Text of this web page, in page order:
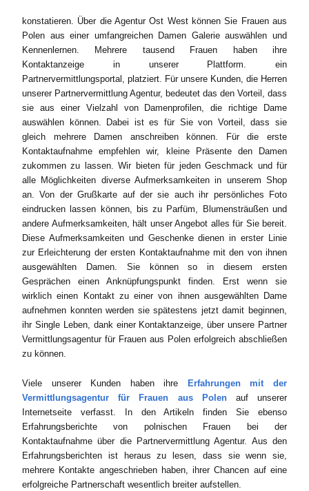
konstatieren. Über die Agentur Ost West können Sie Frauen aus
Polen aus einer umfangreichen Damen Galerie auswählen und
Kennenlernen. Mehrere tausend Frauen haben ihre
Kontaktanzeige in unserer Plattform. ein
Partnervermittlungsportal, platziert. Für unsere Kunden, die Herren
unserer Partnervermittlung Agentur, bedeutet das den Vorteil, dass
sie aus einer Vielzahl von Damenprofilen, die richtige Dame
auswählen können. Dabei ist es für Sie von Vorteil, dass sie
gleich mehrere Damen anschreiben können. Für die erste
Kontaktaufnahme empfehlen wir, kleine Präsente den Damen
zukommen zu lassen. Wir bieten für jeden Geschmack und für
alle Möglichkeiten diverse Aufmerksamkeiten in unserem Shop
an. Von der Grußkarte auf der sie auch ihr persönliches Foto
eindrucken lassen können, bis zu Parfüm, Blumensträußen und
andere Aufmerksamkeiten, hält unser Angebot alles für Sie bereit.
Diese Aufmerksamkeiten und Geschenke dienen in erster Linie
zur Erleichterung der ersten Kontaktaufnahme mit den von ihnen
ausgewählten Damen. Sie können so in diesem ersten
Gesprächen einen Anknüpfungspunkt finden. Erst wenn sie
wirklich einen Kontakt zu einer von ihnen ausgewählten Dame
aufnehmen konnten werden sie spätestens jetzt damit beginnen,
ihr Single Leben, dank einer Kontaktanzeige, über unsere Partner
Vermittlungsagentur für Frauen aus Polen erfolgreich abschließen
zu können.
Viele unserer Kunden haben ihre
Erfahrungen mit der
Vermittlungsagentur für Frauen aus Polenauf unserer
Internetseite verfasst. In den Artikeln finden Sie ebenso
Erfahrungsberichte von polnischen Frauen bei der
Kontaktaufnahme über die Partnervermittlung Agentur. Aus den
Erfahrungsberichten ist heraus zu lesen, dass sie wenn sie,
mehrere Kontakte angeschrieben haben, ihrer Chancen auf eine
erfolgreiche Partnerschaft wesentlich breiter aufstellen.